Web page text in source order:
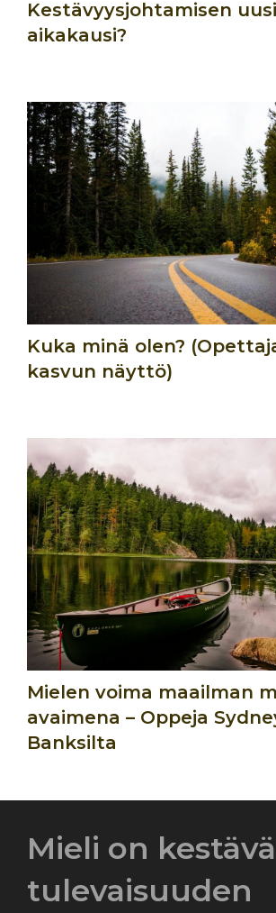
Kestävyysjohtamisen uusi
aikakausi?
Kuka minä olen?
kasvun näyttö)
Mielen voima maailman
avaimena – Oppeja
Banksilta
Mieli on
tulevaisuuden